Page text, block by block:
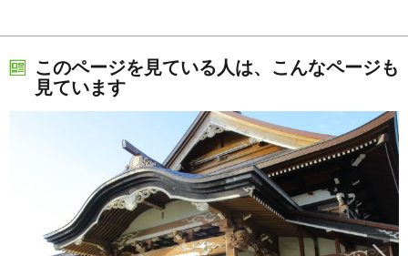
このページを見ている人は、こんなページも
見ています